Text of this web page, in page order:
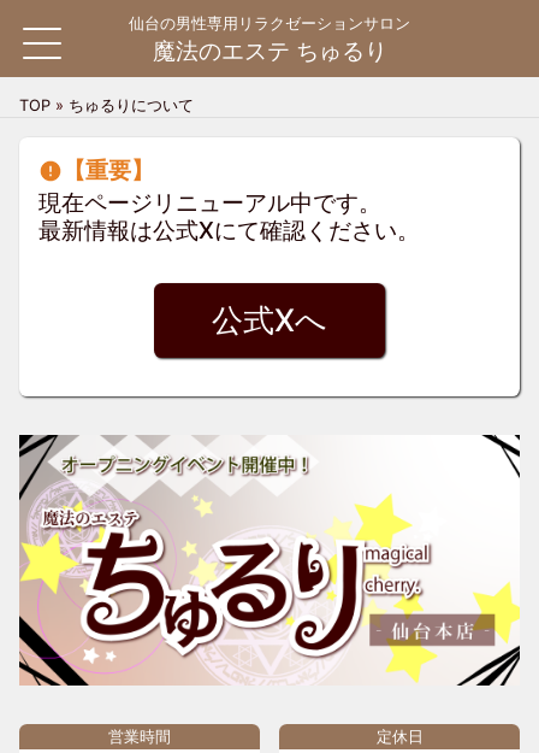
仙台の男性専用リラクゼーションサロン
魔法のエステ ちゅるり
HOME
料金システム
料金システム
よくある質問
お問い合わせ
TOP » ちゅるりについて
【重要】
現在ページリニューアル中です。
最新情報は公式Xにて確認ください。
公式Xへ
営業時間 定休日